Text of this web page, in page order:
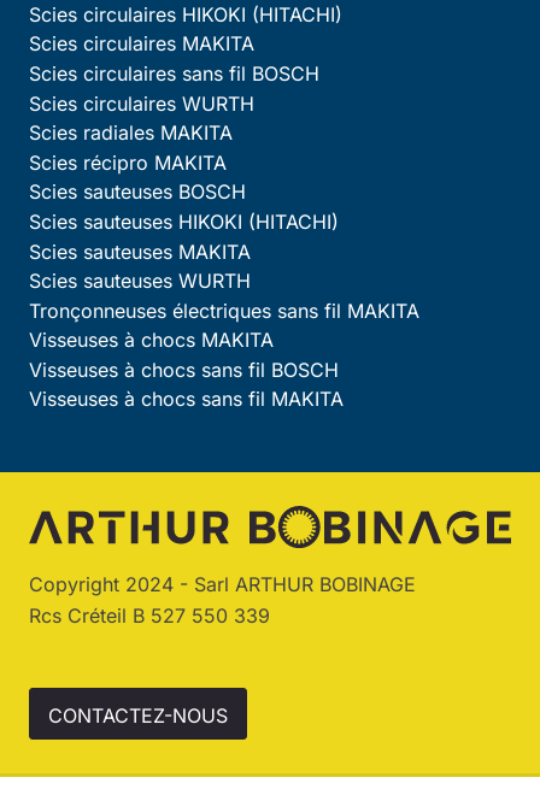
Scies circulaires HIKOKI (HITACHI)
Scies circulaires MAKITA
Scies circulaires sans fil BOSCH
Scies circulaires WURTH
Scies radiales MAKITA
Scies récipro MAKITA
Scies sauteuses BOSCH
Scies sauteuses HIKOKI (HITACHI)
Scies sauteuses MAKITA
Scies sauteuses WURTH
Tronçonneuses électriques sans fil MAKITA
Visseuses à chocs MAKITA
Visseuses à chocs sans fil BOSCH
Visseuses à chocs sans fil MAKITA
Copyright 2024 - Sarl ARTHUR BOBINAGE
Rcs Créteil B 527 550 339
CONTACTEZ-NOUS